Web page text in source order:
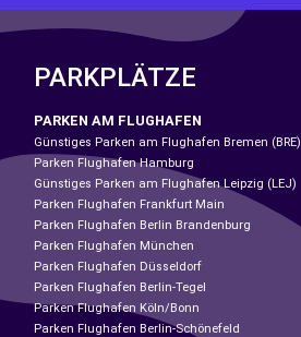
PARKPLÄTZE
PARKEN AM FLUGHAFEN
Günstiges Parken am Flughafen Bremen (BRE)
Parken Flughafen Hamburg
Günstiges Parken am Flughafen Leipzig (LEJ)
Parken Flughafen Frankfurt Main
Parken Flughafen Berlin Brandenburg
Parken Flughafen München
Parken Flughafen Düsseldorf
Parken Flughafen Berlin-Tegel
Parken Flughafen Köln/Bonn
Parken Flughafen Berlin-Schönefeld